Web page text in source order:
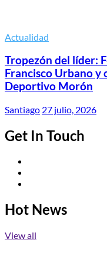
Actualidad
Tropezón del líder:
Francisco Urbano y
Deportivo Morón
Santiago 27 julio, 2026
Get In Touch
Hot News
View all